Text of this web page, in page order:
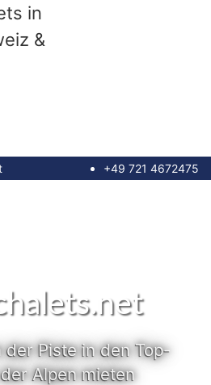
+49 721 4672475
der Piste in den Top-
Alpen mieten